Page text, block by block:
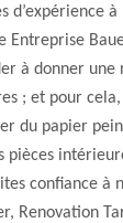
d’expérience
Entreprise
à donner une
; et pour cela,
du papier
pièces
confiance à
Renovation